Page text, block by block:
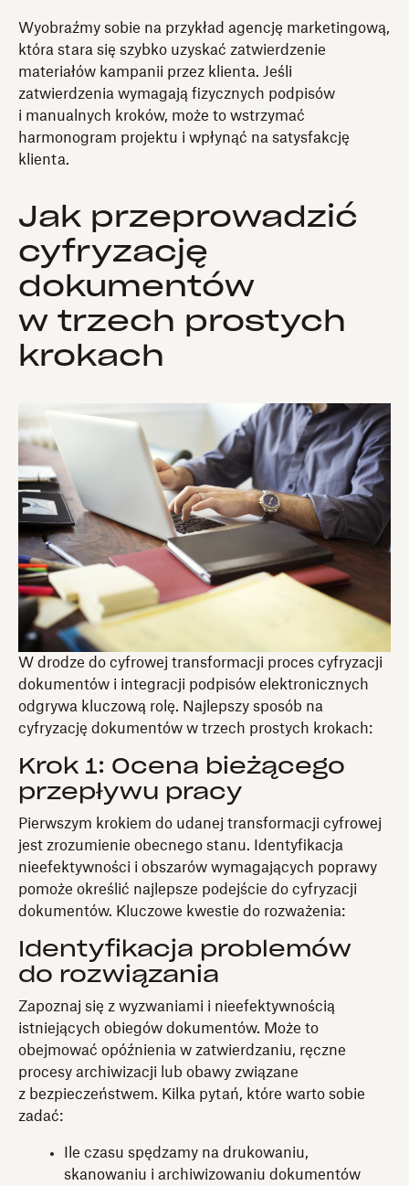
Wyobraźmy sobie na przykład agencję marketingową,
która stara się szybko uzyskać zatwierdzenie
materiałów kampanii przez klienta. Jeśli
zatwierdzenia wymagają fizycznych podpisów
i manualnych kroków, może to wstrzymać
harmonogram projektu i wpłynąć na satysfakcję
klienta.
Jak przeprowadzić
cyfryzację
dokumentów
w trzech prostych
krokach
W drodze do cyfrowej transformacji proces cyfryzacji
dokumentów i integracji podpisów elektronicznych
odgrywa kluczową rolę. Najlepszy sposób na
cyfryzację dokumentów w trzech prostych krokach:
Krok 1: Ocena bieżącego
przepływu pracy
Pierwszym krokiem do udanej transformacji cyfrowej
jest zrozumienie obecnego stanu. Identyfikacja
nieefektywności i obszarów wymagających poprawy
pomoże określić najlepsze podejście do cyfryzacji
dokumentów. Kluczowe kwestie do rozważenia:
Identyfikacja problemów
do rozwiązania
Zapoznaj się z wyzwaniami i nieefektywnością
istniejących obiegów dokumentów. Może to
obejmować opóźnienia w zatwierdzaniu, ręczne
procesy archiwizacji lub obawy związane
z bezpieczeństwem. Kilka pytań, które warto sobie
zadać:
Ile czasu spędzamy na drukowaniu,
skanowaniu i archiwizowaniu dokumentów